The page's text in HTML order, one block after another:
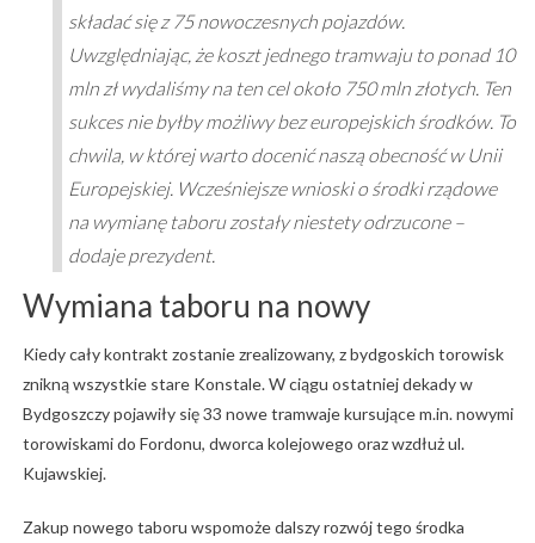
składać się z 75 nowoczesnych pojazdów.
Uwzględniając, że koszt jednego tramwaju to ponad 10
mln zł wydaliśmy na ten cel około 750 mln złotych. Ten
sukces nie byłby możliwy bez europejskich środków. To
chwila, w której warto docenić naszą obecność w Unii
Europejskiej. Wcześniejsze wnioski o środki rządowe
na wymianę taboru zostały niestety odrzucone –
dodaje prezydent.
Wymiana taboru na nowy
Kiedy cały kontrakt zostanie zrealizowany, z bydgoskich torowisk
znikną wszystkie stare Konstale. W ciągu ostatniej dekady w
Bydgoszczy pojawiły się 33 nowe tramwaje kursujące m.in. nowymi
torowiskami do Fordonu, dworca kolejowego oraz wzdłuż ul.
Kujawskiej.
Zakup nowego taboru wspomoże dalszy rozwój tego środka